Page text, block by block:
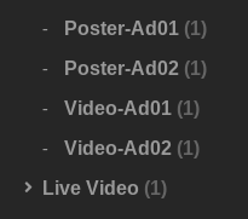
Poster-Ad01 (1)
Poster-Ad02 (1)
Video-Ad01 (1)
Video-Ad02 (1)
Live Video (1)